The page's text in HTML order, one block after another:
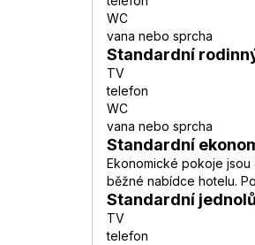
WC
vana nebo sprcha
Standardní
TV
telefon
WC
vana nebo sprcha
Standardní
Ekonomické pokoje
běžné nabídce hotelu.
Standardní
TV
telefon